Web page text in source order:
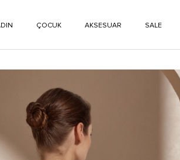
ÇOCUK AKSESUAR SALE